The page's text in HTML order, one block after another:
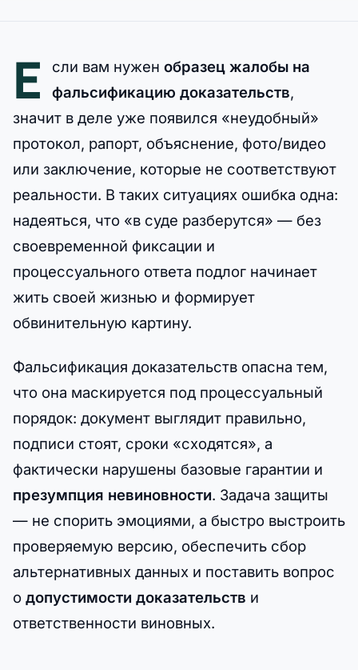
Е сли вам нужен образец жалобы на
фальсификацию доказательств,
значит в деле уже появился «неудобный»
протокол, рапорт, объяснение, фото/видео
или заключение, которые не соответствуют
реальности. В таких ситуациях ошибка одна:
надеяться, что «в суде разберутся» — без
своевременной фиксации и
процессуального ответа подлог начинает
жить своей жизнью и формирует
обвинительную картину.
Фальсификация доказательств опасна тем,
что она маскируется под процессуальный
порядок: документ выглядит правильно,
подписи стоят, сроки «сходятся», а
фактически нарушены базовые гарантии и
презумпция невиновности. Задача защиты
— не спорить эмоциями, а быстро выстроить
проверяемую версию, обеспечить сбор
альтернативных данных и поставить вопрос
о допустимости доказательств и
ответственности виновных.